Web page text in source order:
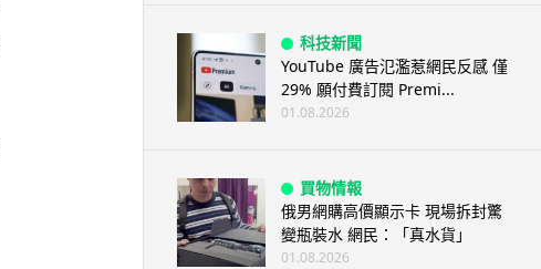
科技新聞
YouTube 廣告氾濫惹網民反感 僅
29% 願付費訂閱 Premi...
01.08.2026
買物情報
俄男網購高價顯示卡 現場拆封驚
變瓶裝水 網民：「真水貨」
01.08.2026